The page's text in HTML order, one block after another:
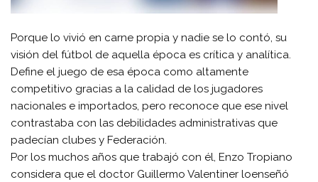
Porque lo vivió en carne propia y nadie se lo contó, su
visión del fútbol de aquella época es crítica y analítica.
Define el juego de esa época como altamente
competitivo gracias a la calidad de los jugadores
nacionales e importados, pero reconoce que ese nivel
contrastaba con las debilidades administrativas que
padecían clubes y Federación.
Por los muchos años que trabajó con él, Enzo Tropiano
considera que el doctor Guillermo Valentiner loenseñó